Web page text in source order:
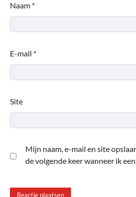
Naam *
E-mail *
Site
Mijn naam, e-mail en site
de volgende keer wanneer ik